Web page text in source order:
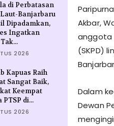
di Perbatasan
Banjarbaru
Dipadamkan,
Ingatkan
2026
Kapuas Raih
Sangat Baik,
Keempat
di...
2026
Akbar,
anggota
(SKPD)
Dalam
Dewan